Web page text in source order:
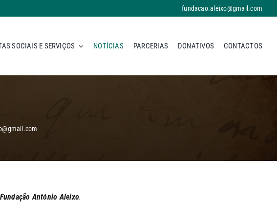
fundacao.aleixo@gmail.com
SOCIAIS E SERVIÇOS NOTÍCIAS PARCERIAS DONATIVOS CONTACTOS
Fundação António Aleixo.